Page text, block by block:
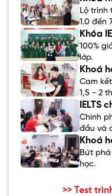
Lộ
1.0 đến
Khóa
100%
lớp.
Khoá
Cam
1,5 - 2
IELTS
Chinh
đầu và
Khoá
Bứt phá
học.
>> Test